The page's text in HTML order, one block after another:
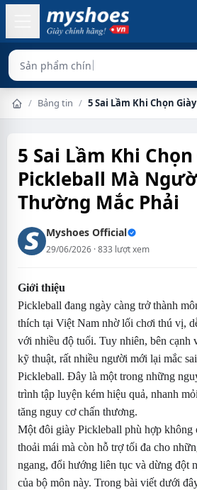
Sản phẩm chính hãng 100%
/ Bảng tin / 5 Sai Lầm Khi Chọn
5 Sai Lầm Khi
Pickleball Mà
Thường Mắc Phải
Myshoes Official
29/06/2026 · 833 lượt xem
Giới thiệu
Pickleball đang ngày càng trở thành
thích tại Việt Nam nhờ lối chơi thú vị,
với nhiều độ tuổi. Tuy nhiên, bên cạnh
kỹ thuật, rất nhiều người mới lại mắc
Pickleball. Đây là một trong những
trình tập luyện kém hiệu quả, nhanh
tăng nguy cơ chấn thương.
Một đôi giày Pickleball phù hợp không
thoải mái mà còn hỗ trợ tối đa cho
ngang, đổi hướng liên tục và dừng đột
của bộ môn này. Trong bài viết dưới